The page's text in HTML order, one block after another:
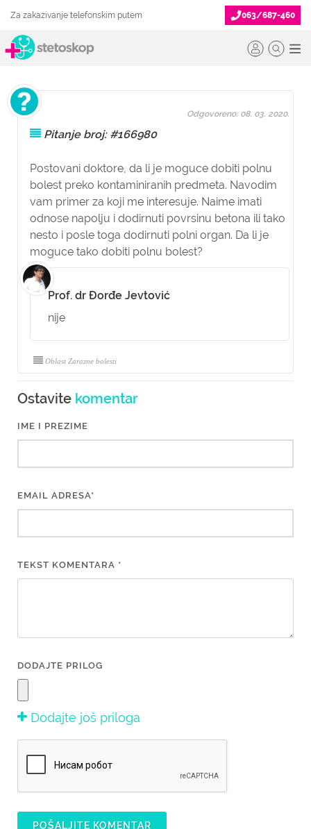
Za zakazivanje telefonskim putem 063/687-460
Pitanje broj: #166980
Postovani doktore, da li je moguce dobiti polnu
bolest preko kontaminiranih predmeta. Navodim
vam primer za koji me interesuje. Naime imati
odnose napolju i dodirnuti povrsinu betona ili tako
nesto i posle toga dodirnuti polni organ. Da li je
moguce tako dobiti polnu bolest?
Odgovoreno: 08. 03. 2020.
Prof. dr Đorđe Jevtović
nije
Oblast Zarazne bolesti
Ostavite komentar
IME I PREZIME
EMAIL ADRESA*
TEKST KOMENTARA *
DODAJTE PRILOG
Dodajte još priloga
POŠALJITE KOMENTAR